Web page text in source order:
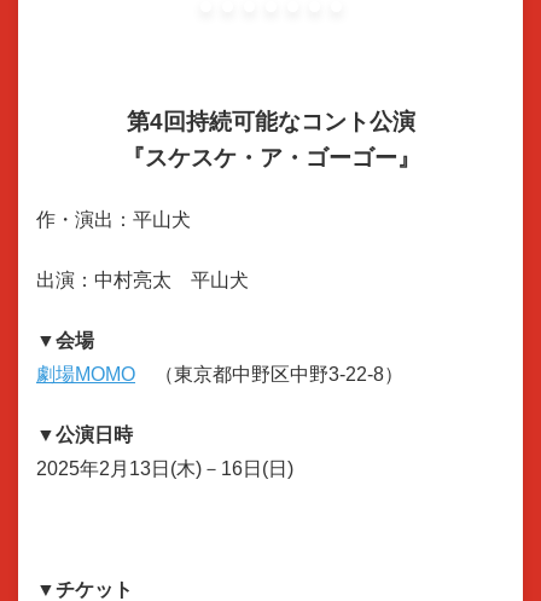
第4回持続可能なコント公演
『スケスケ・ア・ゴーゴー』
作・演出：平山犬
出演：中村亮太 平山犬
▼会場
劇場MOMO （東京都中野区中野3-22-8）
▼公演日時
2025年2月13日(木)－16日(日)
▼チケット